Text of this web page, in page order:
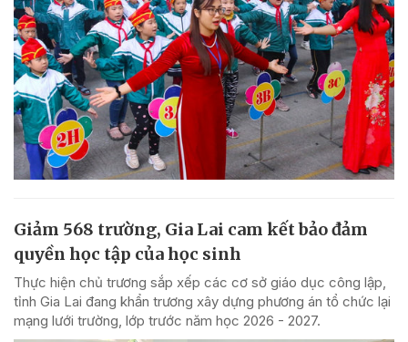
Giảm 568 trường, Gia Lai cam kết bảo đảm
quyền học tập của học sinh
Thực hiện chủ trương sắp xếp các cơ sở giáo dục công lập,
tỉnh Gia Lai đang khẩn trương xây dựng phương án tổ chức lại
mạng lưới trường, lớp trước năm học 2026 - 2027.